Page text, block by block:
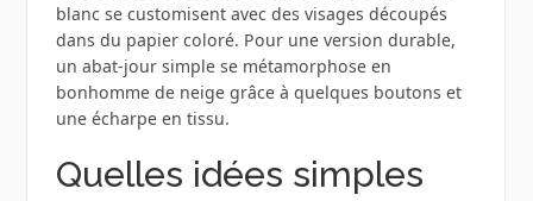
blanc se customisent avec des visages découpés
dans du papier coloré. Pour une version durable,
un abat‑jour simple se métamorphose en
bonhomme de neige grâce à quelques boutons et
une écharpe en tissu.
Quelles idées simples